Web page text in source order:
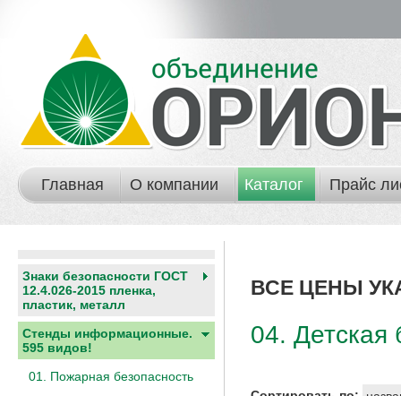
Главная О компании Каталог Прайс
Знаки безопасности ГОСТ
12.4.026-2015 пленка,
пластик, металл
Стенды информационные.
595 видов!
01. Пожарная безопасность
ВСЕ ЦЕНЫ
04. Детская